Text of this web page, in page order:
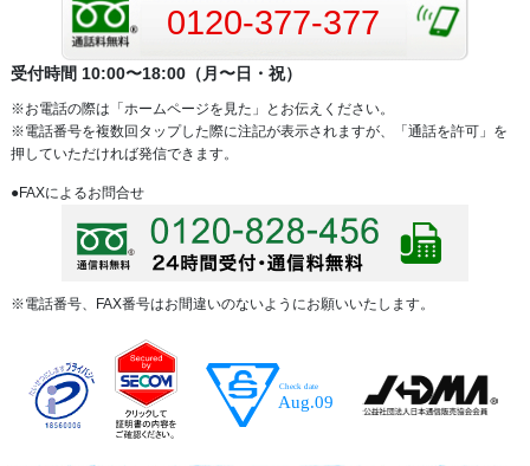
0120-377-377
受付時間 10:00〜18:00（月〜日・祝）
※お電話の際は「ホームページを見た」とお伝えください。
※電話番号を複数回タップした際に注記が表示されますが、「通話を許可」を
押していただければ発信できます。
●FAXによるお問合せ
※電話番号、FAX番号はお間違いのないようにお願いいたします。